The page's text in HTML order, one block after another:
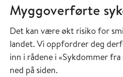
Myggoverførte
Det kan være økt risiko for
landet. Vi oppfordrer deg
inn i rådene i «Sykdommer
ned på siden.